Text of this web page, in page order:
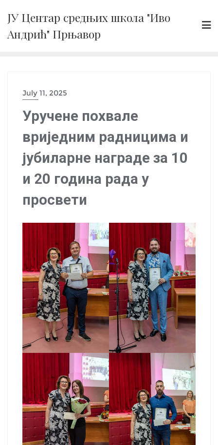
content
ЈУ Центар средњих школа "Иво
Андрић" Прњавор
July 11, 2025
Уручене похвале
вриједним радницима и
јубиларне награде за 10
и 20 година рада у
просвети